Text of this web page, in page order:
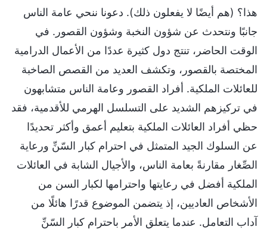
هذا؟ (هم أيضًا لا يفعلون ذلك). دعونا ننحي عامة الناس
جانبًا ونتحدث عن شؤون النخبة وشؤون القصور. في
الوقت الحاضر، تنتج دول كثيرة عددًا من الأعمال الدرامية
المختصة بالقصور، وتكشف العديد من القصص الصاخبة
للعائلات الملكية. أفراد القصور وعامة الناس متشابهون
في تركيزهم الشديد على التسلسل الهرمي للأقدمية، فقد
حظي أفراد العائلات الملكية بتعليم أعمق وأكثر تحديدًا
عن السلوك الجيد المتمثل في احترام كبار السّنِّ ورعاية
الصِّغار مقارنةً بعامة الناس، والأجيال الشابة في العائلات
الملكية أفضل في رعايتها واحترامها لكبار السن من
الأشخاص العاديين، إذ يتضمن الموضوع قدرًا هائلًا من
آداب التعامل. عندما يتعلق الأمر باحترام كبار السّنِّ